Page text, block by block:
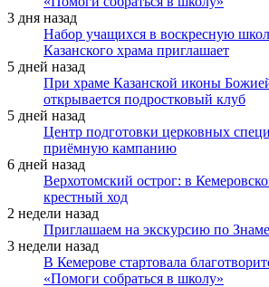
3 дня назад
Набор учащихся в воскресную
Казанского храма приглашает
5 дней назад
При храме Казанской иконы
открывается подростковый клуб
5 дней назад
Центр подготовки церковных
приёмную кампанию
6 дней назад
Верхотомский острог: в
крестный ход
2 недели назад
Приглашаем на экскурсию по
3 недели назад
В Кемерове стартовала
«Помоги собраться в школу»